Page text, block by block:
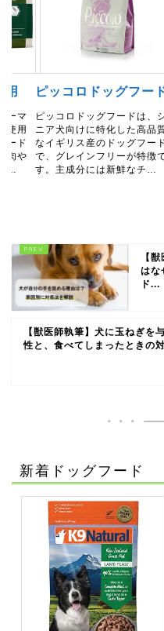
用
ーマ
使用
ード
肉や
…
ピッコロドッグフー
ピッコロドッグフードは、
ニア犬向けに特化した高品
なイギリス産のドッグフー
で、グレインフリーが特徴
す。主成分には新鮮なチ…
【
はな
ド...
【獣医師執筆】犬に玉ねぎを
性と、食べてしまったときの
新着ドッグフード